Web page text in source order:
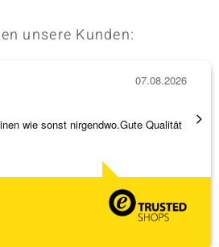
unsere Kunden:
wie sonst nirgendwo.Gute Qualität
07.08.2026
Alles